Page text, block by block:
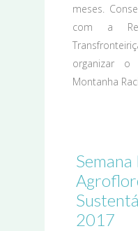
meses.
com a
organizar o
Montanha
2017